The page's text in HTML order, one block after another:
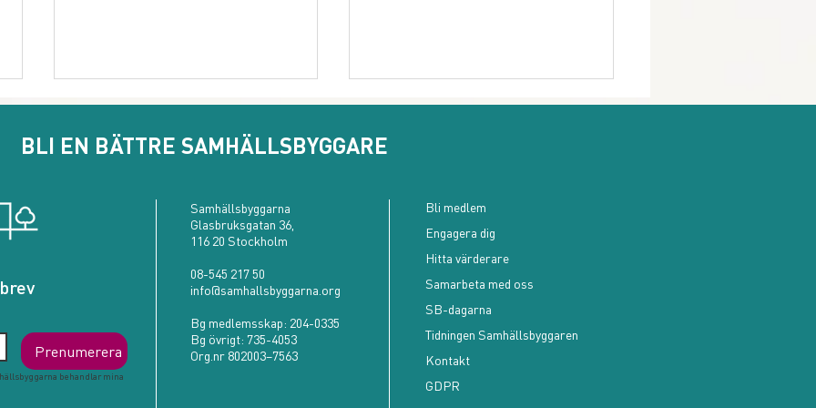
Far och son Skrealid
Cirkulär ekonomi kräver en
gemensam logistik inom EU
för att lyckas
BLI EN BÄTTRE SAMHÄLLSBYGGARE
Prenumerera
behandlar mina
Samhällsbyggarna
Glasbruksgatan 36,
116 20 Stockholm
08-545 217 50
info@samhallsbyggarna.org
Bg medlemsskap: 204-0335
Bg övrigt: 735-4053
Org.nr 802003–7563
Bli medlem
Engagera dig
Hitta värderare
Samarbeta med oss
SB-dagarna
Tidningen Samhällsbyggaren
Kontakt
GDPR